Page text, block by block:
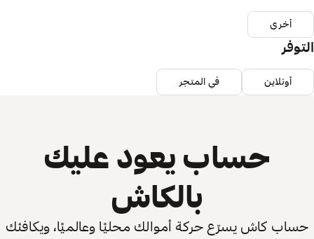
أخرى
التوفر
أونلاين في المتجر
حساب يعود عليك
بالكاش
حساب كاش يسرّع حركة أموالك محليًا وعالميًا، ويكافئك